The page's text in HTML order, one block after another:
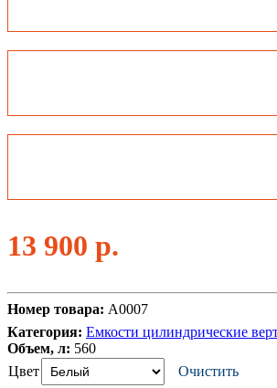
13 900 р.
Номер товара: A0007
Категория: Емкости цилиндрические
Объем, л: 560
Цвет
Очистить